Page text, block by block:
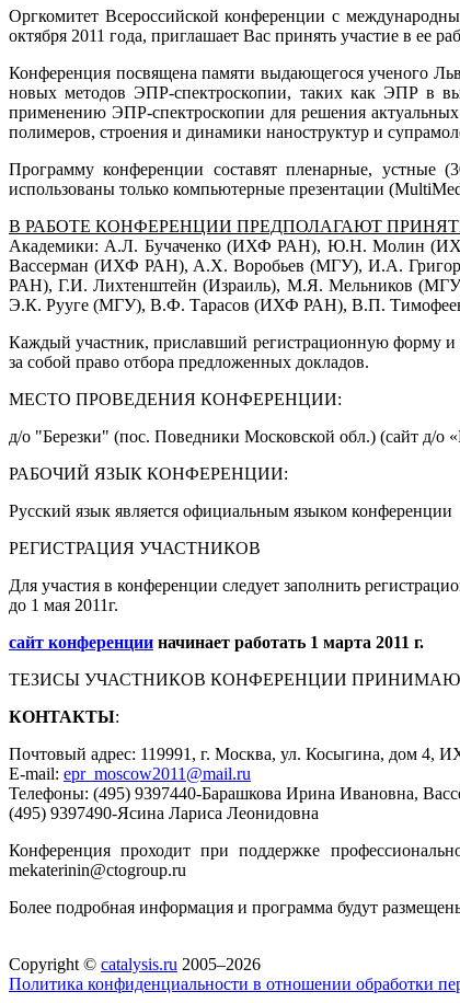
Оргкомитет Всероссийской конференции с
октября 2011 года, приглашает Вас принять участие в ее
Конференция посвящена памяти выдающегося ученого
новых методов ЭПР-спектроскопии, таких как ЭПР в
применению ЭПР-спектроскопии для решения
полимеров, строения и динамики наноструктур и
Программу конференции составят пленарные, устные
использованы только компьютерные презентации
В РАБОТЕ КОНФЕРЕНЦИИ ПРЕДПОЛАГАЮТ
Академики: А.Л. Бучаченко (ИХФ РАН), Ю.Н. Молин
Вассерман (ИХФ РАН), А.Х. Воробьев (МГУ), И.А.
РАН), Г.И. Лихтенштейн (Израиль), М.Я. Мельников
Э.К. Рууге (МГУ), В.Ф. Тарасов (ИХФ РАН), В.П.
Каждый участник, приславший регистрационную форму и
за собой право отбора предложенных докладов.
МЕСТО ПРОВЕДЕНИЯ КОНФЕРЕНЦИИ:
д/о "Березки" (пос. Поведники Московской обл.) (сайт д/о
РАБОЧИЙ ЯЗЫК КОНФЕРЕНЦИИ:
Русский язык является официальным языком конференции
РЕГИСТРАЦИЯ УЧАСТНИКОВ
Для участия в конференции следует заполнить
до 1 мая 2011г.
сайт конференции начинает работать 1 марта 2011 г.
ТЕЗИСЫ УЧАСТНИКОВ КОНФЕРЕНЦИИ ПРИНИМАЮТСЯ
КОНТАКТЫ:
Почтовый адрес: 119991, г. Москва, ул. Косыгина, дом
E-mail: epr_moscow2011@mail.ru
Телефоны: (495) 9397440-Барашкова Ирина Ивановна,
(495) 9397490-Ясина Лариса Леонидовна
Конференция проходит при поддержке
mekaterinin@ctogroup.ru
Более подробная информация и программа будут
Copyright © catalysis.ru 2005–2026
Политика конфиденциальности в отношении обработки